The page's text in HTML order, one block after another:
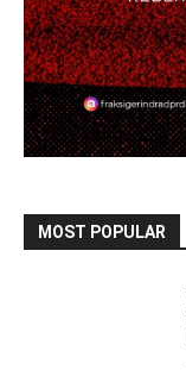
MOST POPULAR